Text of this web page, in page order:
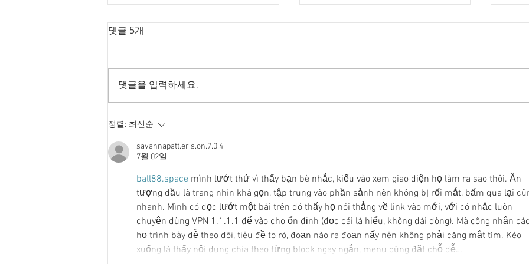
Goodbye 개헌, 단 한마디로
댓글 5개
댓글을 입력하세요.
정렬: 최신순
savannapatt.er.s.on.7.0.4
7월 02일
ball88.space mình lướt thử vì thấy bạn bè nhắc, kiểu vào xem giao diện họ làm ra sao thôi. Ấn
tượng đầu là trang nhìn khá gọn, tập trung vào phần sảnh nên không bị rối mắt, bấm qua lại
nhanh. Mình có đọc lướt một bài trên đó thấy họ nói thẳng về link vào mới, với có nhắc luôn
chuyện dùng VPN 1.1.1.1 để vào cho ổn định (đọc cái là hiểu, không dài dòng). Mà công nhận
họ trình bày dễ theo dõi, tiêu đề to rõ, đoạn nào ra đoạn nấy nên không phải căng mắt tìm. Kéo
xuống là thấy nội dung chia theo từng block ngay ngắn, menu cũng đặt chỗ dễ…